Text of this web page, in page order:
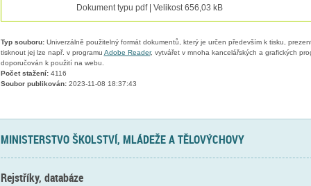
Dokument typu pdf | Velikost 656,03 kB
Typ souboru:Univerzálně použitelný formát dokumentů, který je určen především k tisku,
tisknout jej lze např. v programu Adobe Reader, vytvářet v mnoha kancelářských a grafických
doporučován k použití na webu.
Počet stažení:4116
Soubor publikován:2023-11-08 18:37:43
MINISTERSTVO ŠKOLSTVÍ, MLÁDEŽE A TĚLOVÝCHOVY
Rejstříky, databáze